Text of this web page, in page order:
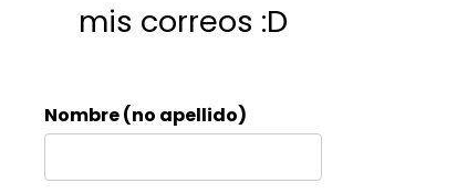
mis correos :D
Nombre (no apellido)